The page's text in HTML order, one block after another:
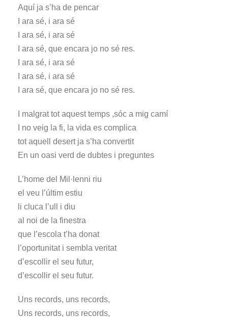
Aquí ja s’ha de pencar
I ara sé, i ara sé
I ara sé, i ara sé
I ara sé, que encara jo no sé res.
I ara sé, i ara sé
I ara sé, i ara sé
I ara sé, que encara jo no sé res.
I malgrat tot aquest temps ,sóc a mig camí
I no veig la fi, la vida es complica
tot aquell desert ja s’ha convertit
En un oasi verd de dubtes i preguntes
L’home del Mil·lenni riu
el veu l’últim estiu
li cluca l’ull i diu
al noi de la finestra
que l’escola t’ha donat
l’oportunitat i sembla veritat
d’escollir el seu futur,
d’escollir el seu futur.
Uns records, uns records,
Uns records, uns records,